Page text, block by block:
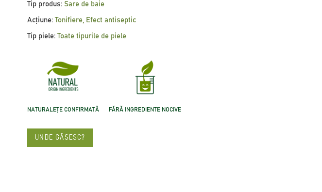
Tip produs: Sare de baie
Acțiune:Tonifiere, Efect antiseptic
Tip piele:Toate tipurile de piele
NATURALEȚE CONFIRMATĂ FĂRĂ INGREDIENTE NOCIVE
UNDE GĂSESC?